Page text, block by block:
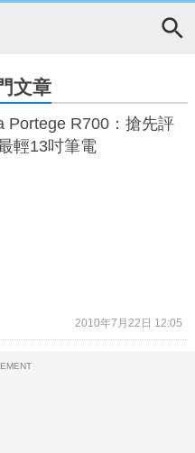
文章
Portege R700：搶先評
輕13吋筆電
2010年7月22日 12:05